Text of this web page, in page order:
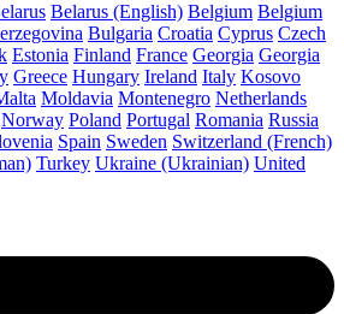
Belarus (English) Belgium Belgium
Bulgaria Croatia Cyprus Czech
Estonia Finland France Georgia Georgia
Greece Hungary Ireland Italy Kosovo
Moldavia Montenegro Netherlands
Norway Poland Portugal Romania Russia
Spain Sweden Switzerland (French)
Turkey Ukraine (Ukrainian) United